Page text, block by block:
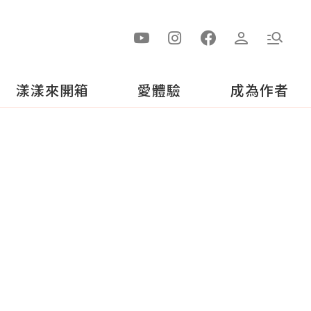
漾漾來開箱 愛體驗 成為作者